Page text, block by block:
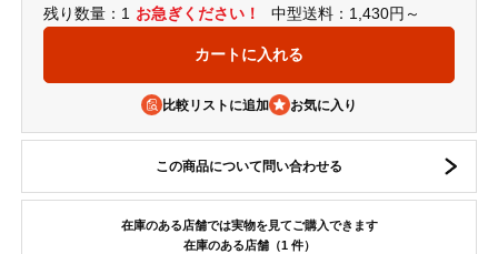
残り数量：1 お急ぎください！ 中型送料：1,430円～
比較リストに追加
この商品について問い合わせる
在庫のある店舗では実物を見てご購入できます
在庫のある店舗（1 件）